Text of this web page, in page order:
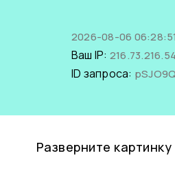
2026-08-06
Ваш IP: 216.73.216.54
ID запроса:
Разверните